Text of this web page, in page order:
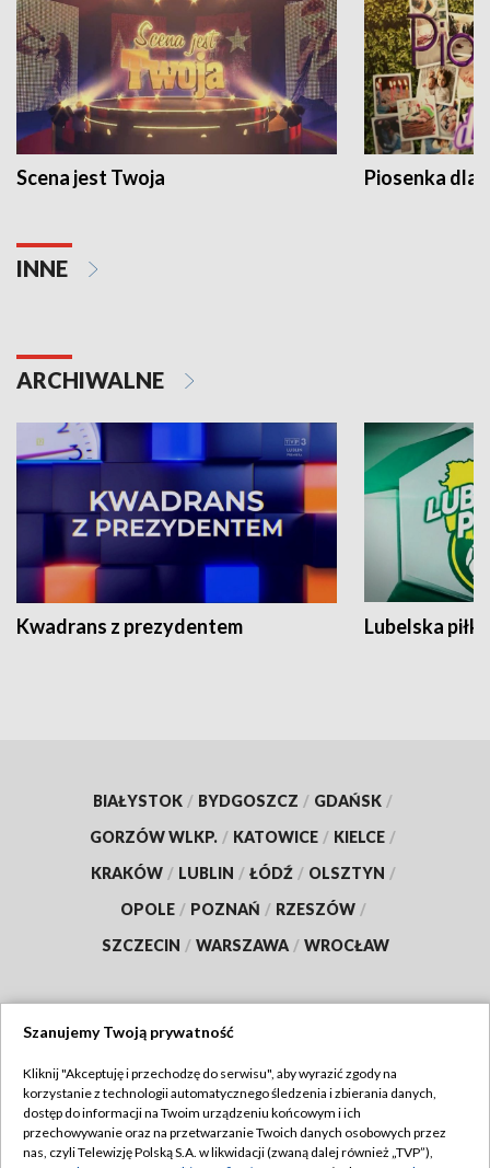
Scena jest Twoja Piosenka dla
INNE
ARCHIWALNE
Kwadrans z prezydentem Lubelska piłka
BIAŁYSTOK / BYDGOSZCZ / GDAŃSK /
GORZÓW WLKP. / KATOWICE / KIELCE /
KRAKÓW / LUBLIN / ŁÓDŹ / OLSZTYN /
OPOLE / POZNAŃ / RZESZÓW /
SZCZECIN / WARSZAWA / WROCŁAW
TVP
Abonament TVP
Regulamin TVP
Szanujemy Twoją prywatność
Kliknij "Akceptuję i przechodzę do serwisu", aby wyrazić zgody na
korzystanie z technologii automatycznego śledzenia i zbierania danych,
dostęp do informacji na Twoim urządzeniu końcowym i ich
przechowywanie oraz na przetwarzanie Twoich danych osobowych przez
nas, czyli Telewizję Polską S.A. w likwidacji (zwaną dalej również „TVP”),